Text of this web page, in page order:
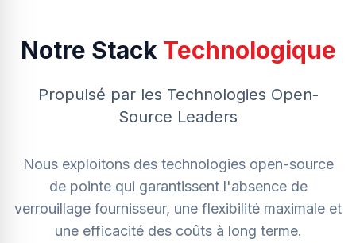
Notre Stack Technologique
Propulsé par les Technologies Open-
Source Leaders
Nous exploitons des technologies open-source
de pointe qui garantissent l'absence de
verrouillage fournisseur, une flexibilité maximale et
une efficacité des coûts à long terme.